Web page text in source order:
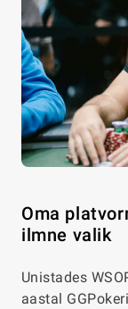
Oma
ilmne valik
Unistades
aastal